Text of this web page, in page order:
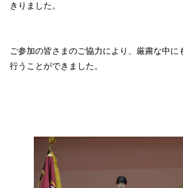
きりました。
ご参加の皆さまのご協力により、厳粛な中に
行うことができました。